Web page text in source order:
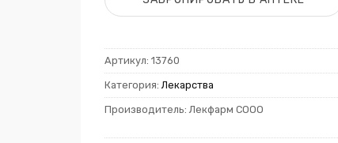
Артикул: 13760
Категория:Лекарства
Производитель: Лекфарм СООО